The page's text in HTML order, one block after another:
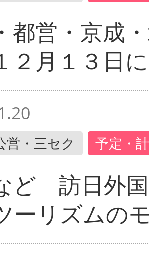
都営・京成
月１３日
営・三セク 予定・
ど 訪日外
ーリズムの